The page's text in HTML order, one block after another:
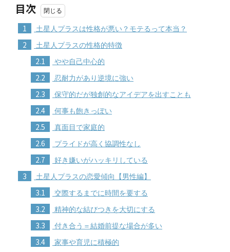
目次
1 土星人プラスは性格が悪い？モテるって本当？
2 土星人プラスの性格的特徴
2.1 やや自己中心的
2.2 忍耐力があり逆境に強い
2.3 保守的だが独創的なアイデアを出すことも
2.4 何事も飽きっぽい
2.5 真面目で家庭的
2.6 プライドが高く協調性なし
2.7 好き嫌いがハッキリしている
3 土星人プラスの恋愛傾向【男性編】
3.1 交際するまでに時間を要する
3.2 精神的な結びつきを大切にする
3.3 付き合う＝結婚前提な場合が多い
3.4 家事や育児に積極的